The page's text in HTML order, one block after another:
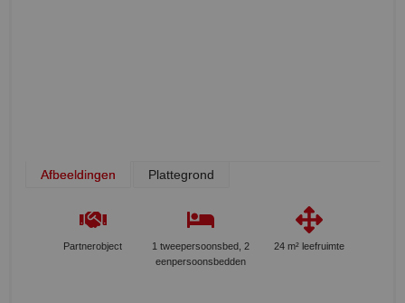
Afbeeldingen Plattegrond
Partnerobject
1 tweepersoonsbed, 2
eenpersoonsbedden
24 m² leefruimte